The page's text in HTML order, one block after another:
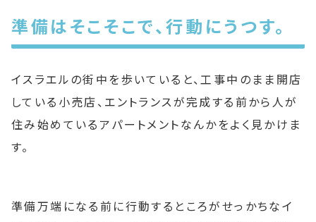
準備はそこそこで、行動にうつす。
イスラエルの街中を歩いていると、工事中のまま開店
している小売店、エントランスが完成する前から人が
住み始めているアパートメントなんかをよく見かけま
す。
準備万端になる前に行動するところがせっかちなイ